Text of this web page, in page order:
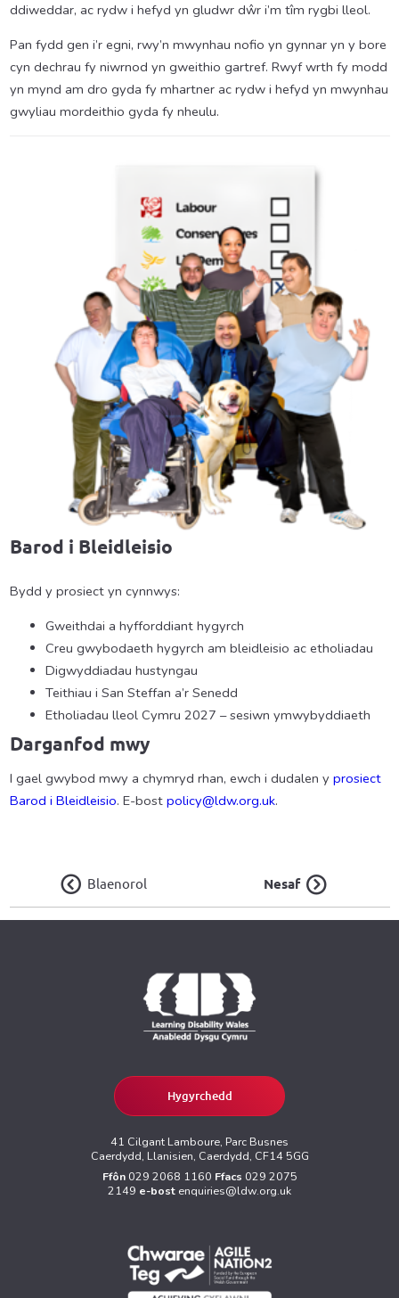
ddiweddar, ac rydw i hefyd yn gludwr dŵr i’m tîm rygbi lleol.
Pan fydd gen i’r egni, rwy’n mwynhau nofio yn gynnar yn y bore
cyn dechrau fy niwrnod yn gweithio gartref. Rwyf wrth fy modd
yn mynd am dro gyda fy mhartner ac rydw i hefyd yn mwynhau
gwyliau mordeithio gyda fy nheulu.
Barod i Bleidleisio
Bydd y prosiect yn cynnwys:
Gweithdai a hyfforddiant hygyrch
Creu gwybodaeth hygyrch am bleidleisio ac etholiadau
Digwyddiadau hustyngau
Teithiau i San Steffan a’r Senedd
Etholiadau lleol Cymru 2027 – sesiwn ymwybyddiaeth
Darganfod mwy
I gael gwybod mwy a chymryd rhan, ewch i dudalen y prosiect
Barod i Bleidleisio. E-bost policy@ldw.org.uk.
Blaenorol Nesaf
Hygyrchedd
41 Cilgant Lamboure, Parc Busnes
Caerdydd, Llanisien, Caerdydd, CF14 5GG
Ffôn 029 2068 1160 Ffacs 029 2075
2149 e-bost enquiries@ldw.org.uk